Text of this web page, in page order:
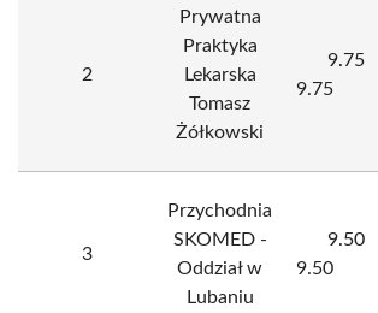
2
Prywatna
Praktyka
Lekarska
Tomasz
Żółkowski
9.75
9.75
3
Przychodnia
SKOMED -
Oddział w
Lubaniu
9.50
9.50